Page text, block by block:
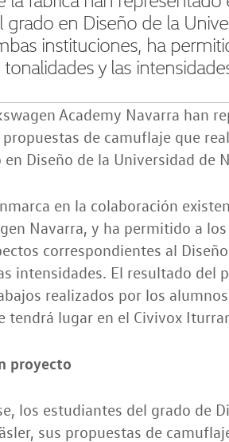
en Diseño de la
instituciones, ha
y las
Academy Navarra han
de camuflaje que
Diseño de la Universidad de
en la colaboración
Navarra, y ha permitido a
correspondientes al
intensidades. El resultado del
realizados por los
tendrá lugar en el Civivox
proyecto
los estudiantes del grado de
sus propuestas de